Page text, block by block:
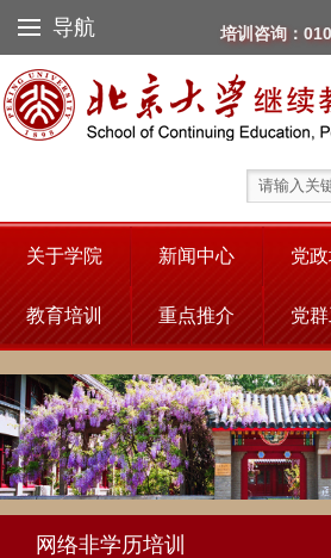
导航 培训咨询：
关于学院 新闻中心 党政
教育培训 重点推介 党
网络非学历培训